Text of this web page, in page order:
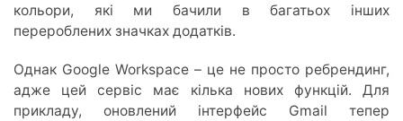
кольори, які ми бачили в багатьох інших
перероблених значках додатків.
Однак Google Workspace – це не просто ребрендинг,
адже цей сервіс має кілька нових функцій. Для
прикладу, оновлений інтерфейс Gmail тепер